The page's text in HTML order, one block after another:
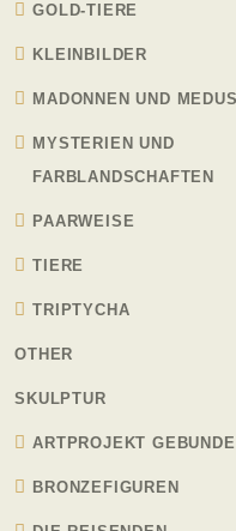
GOLD-TIERE
KLEINBILDER
MADONNEN UND
MYSTERIEN UND
FARBLANDSCHAFTEN
PAARWEISE
TIERE
TRIPTYCHA
OTHER
SKULPTUR
ARTPROJEKT
BRONZEFIGUREN